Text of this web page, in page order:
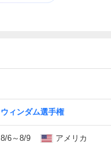
ウィンダム選手権
8/6～8/9 アメリカ